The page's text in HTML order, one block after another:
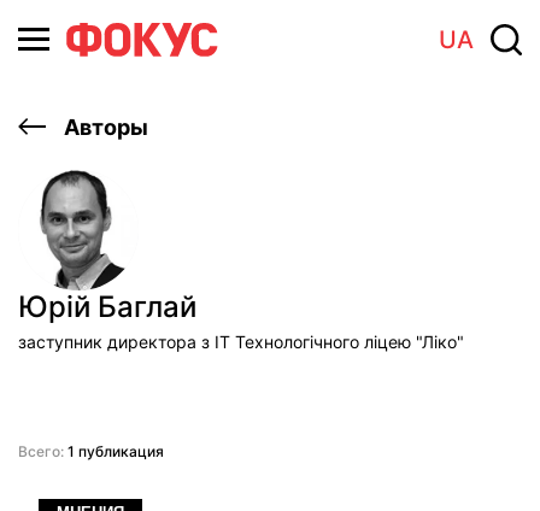
UA
Авторы
Юрій Баглай
заступник директора з ІТ Технологічного ліцею "Ліко"
Всего: 1 публикация